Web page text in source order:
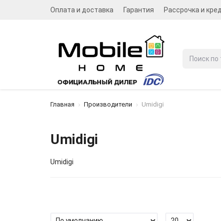
Оплата и доставка Гарантия Рассрочка и
Главная Производители Umidigi
Umidigi
Umidigi